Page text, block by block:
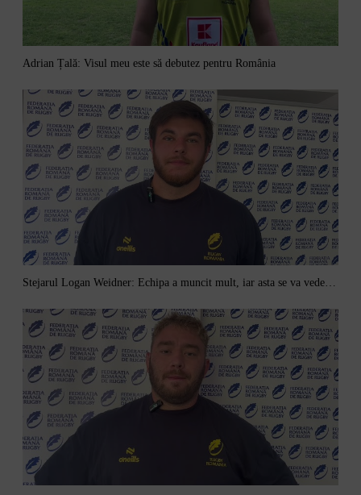
Adrian Țală: Visul meu este să debutez pentru România
Stejarul Logan Weidner: Echipa a muncit mult, iar asta se va vedea în meciurile de la Nations Cup